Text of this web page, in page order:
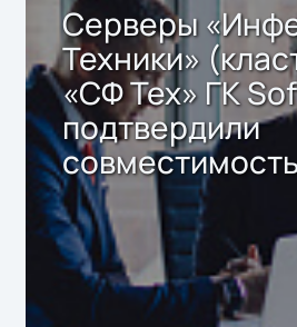
Серверы
Техники»
«СФ Тех» ГК
подтвердили
решением Sharx
Storage 2.x для
хранения